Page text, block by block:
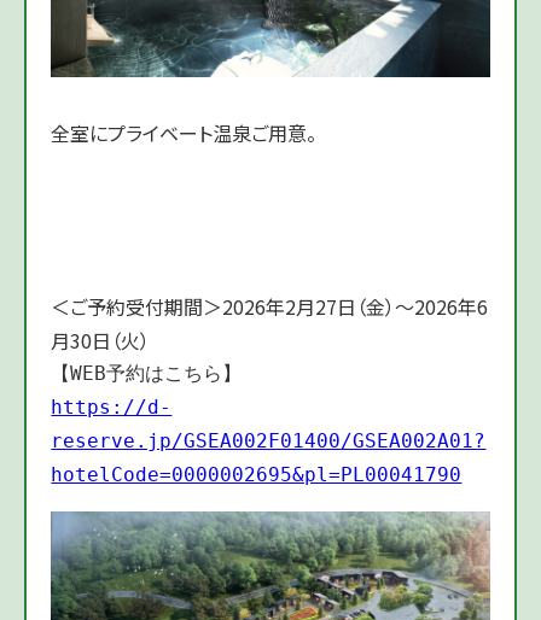
全室にプライベート温泉ご用意。
＜ご予約受付期間＞2026年2月27日（金）～2026年6
月30日（火）
【WEB予約はこちら】
https://d-
reserve.jp/GSEA002F01400/GSEA002A01?
hotelCode=0000002695&pl=PL00041790